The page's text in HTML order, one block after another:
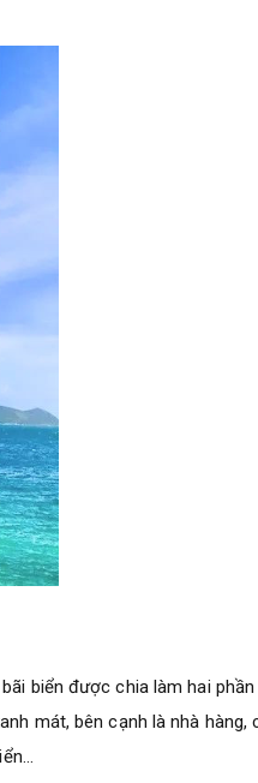
biển được chia làm hai
mát, bên cạnh là nhà hàng,